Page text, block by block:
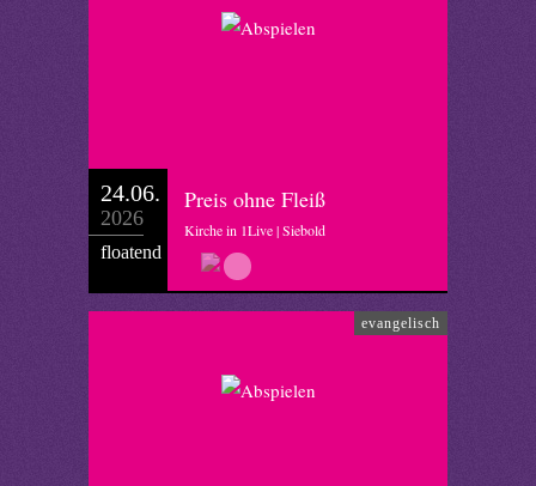
24.06.
2026
floatend
Preis ohne Fleiß
Kirche in 1Live | Siebold
evangelisch